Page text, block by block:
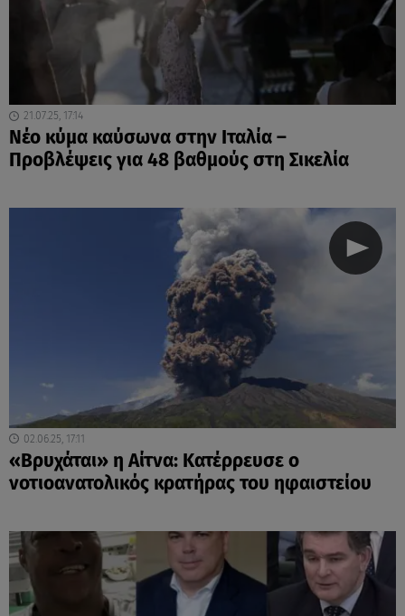
21.07.25, 17:14
Νέο κύμα καύσωνα στην Ιταλία –
Προβλέψεις για 48 βαθμούς στη Σικελία
02.06.25, 17:11
«Βρυχάται» η Αίτνα: Κατέρρευσε ο
νοτιοανατολικός κρατήρας του ηφαιστείου